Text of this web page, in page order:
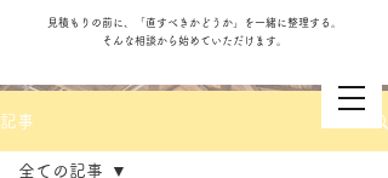
見積もりの前に、「直すべきかどうか」を一緒に整理する。
そんな相談から始めていただけます。
記事
全ての記事